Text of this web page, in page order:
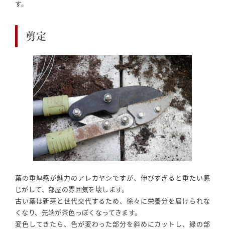
す。
剪定
葉の重厚感が魅力のアレカヤシですが、伸びすぎると重たい感
じがして、部屋の雰囲気を壊します。
古い葉は新芽と世代交代するため、徐々に栄養分を届けられな
くなり、先端が茶色っぽくなってきます。
変色してきたら、色が変わった部分を斜めにカットし、緑の部